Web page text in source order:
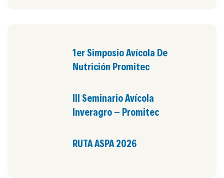
1er Simposio Avícola De
Nutrición Promitec
III Seminario Avícola
Inveragro – Promitec
RUTA ASPA 2026